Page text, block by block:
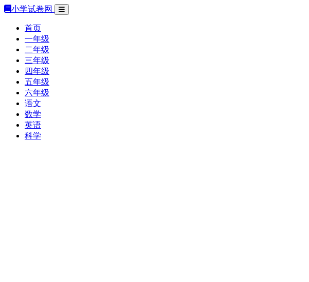
小学试卷网
首页
一年级
二年级
三年级
四年级
五年级
六年级
语文
数学
英语
科学